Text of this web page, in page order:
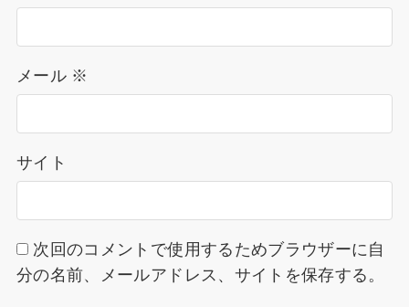
メール ※
サイト
次回のコメントで使用するためブラウザーに自
分の名前、メールアドレス、サイトを保存する。